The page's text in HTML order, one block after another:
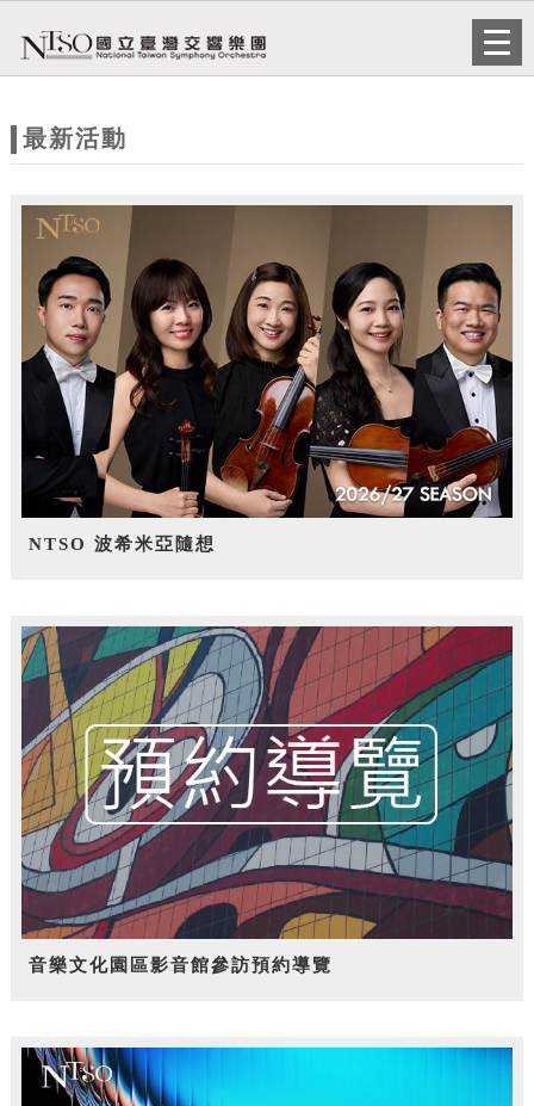
站
題
最新活動
NTSO 波希米亞隨想
音樂文化園區影音館參訪預約導覽